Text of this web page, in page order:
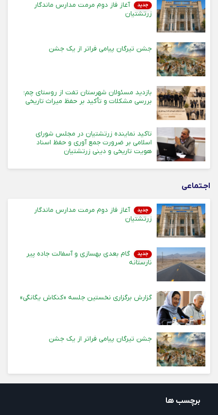
جدید
آغاز فاز دوم مرمت مدارس ماندگار
زرتشتیان
جشن تیرگان پیامی فراتر از یک جشن
بازدید مسئولان شهرستان تفت از روستای چم؛
بررسی مشکلات و تأکید بر حفظ میراث تاریخی
تاکید نماینده زرتشتیان در مجلس شورای
اسلامی بر ضرورت جمع آوری و حفظ اسناد
هویت تاریخی و دینی زرتشتیان
اجـتماعی
جدید
آغاز فاز دوم مرمت مدارس ماندگار
زرتشتیان
جدید
گام بعدی بهسازی و آسفالت جاده پیر
نارستانه
گزارش برگزاری نخستین جلسه «کنکاش یگانگی»
جشن تیرگان پیامی فراتر از یک جشن
برچسب ها